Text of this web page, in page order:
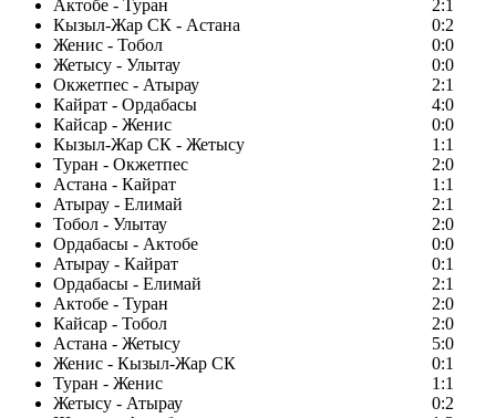
Актобе - Туран
2:1
Кызыл-Жар СК - Астана
0:2
Женис - Тобол
0:0
Жетысу - Улытау
0:0
Окжетпес - Атырау
2:1
Кайрат - Ордабасы
4:0
Кайсар - Женис
0:0
Кызыл-Жар СК - Жетысу
1:1
Туран - Окжетпес
2:0
Астана - Кайрат
1:1
Атырау - Елимай
2:1
Тобол - Улытау
2:0
Ордабасы - Актобе
0:0
Атырау - Кайрат
0:1
Ордабасы - Елимай
2:1
Актобе - Туран
2:0
Кайсар - Тобол
2:0
Астана - Жетысу
5:0
Женис - Кызыл-Жар СК
0:1
Туран - Женис
1:1
Жетысу - Атырау
0:2